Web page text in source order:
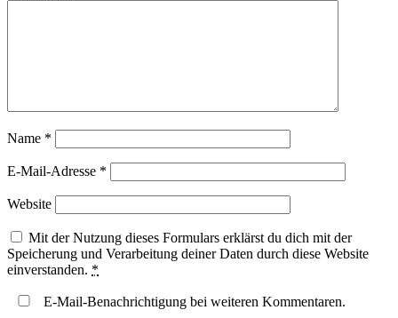
Name *
E-Mail-Adresse *
Website
Mit der Nutzung dieses Formulars erklärst du dich mit der
Speicherung und Verarbeitung deiner Daten durch diese Website
einverstanden. *
E-Mail-Benachrichtigung bei weiteren Kommentaren.